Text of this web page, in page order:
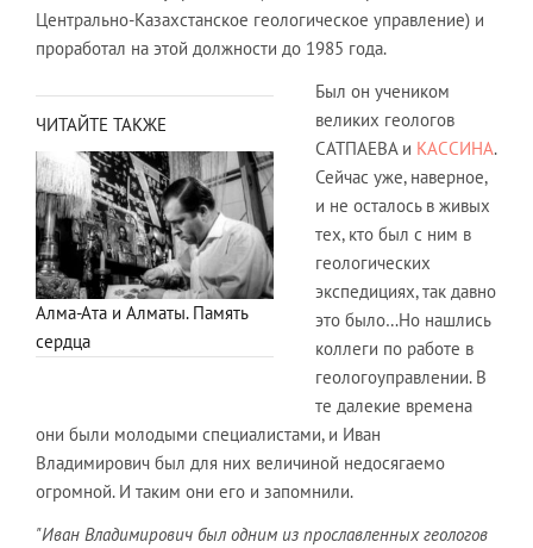
Центрально-Казахстанское геологическое управление) и
проработал на этой должности до 1985 года.
ЧИТАЙТЕ ТАКЖЕ
Алма-Ата и Алматы. Память
сердца
Был он учеником
великих геологов
САТПАЕВА и КАССИНА.
Сейчас уже, наверное,
и не осталось в живых
тех, кто был с ним в
геологических
экспедициях, так давно
это было…Но нашлись
коллеги по работе в
геологоуправлении. В
те далекие времена
они были молодыми специалистами, и Иван
Владимирович был для них величиной недосягаемо
огромной. И таким они его и запомнили.
"Иван Владимирович был одним из прославленных геологов